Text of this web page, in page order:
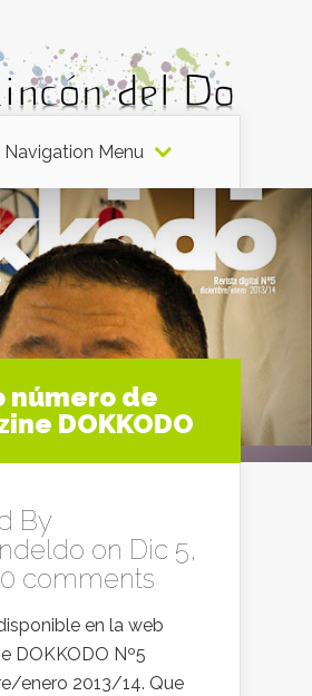
Navigation Menu
número de
DOKKODO
By
on Dic 5,
0 comments
en la web
DOKKODO Nº5
enero 2013/14. Que